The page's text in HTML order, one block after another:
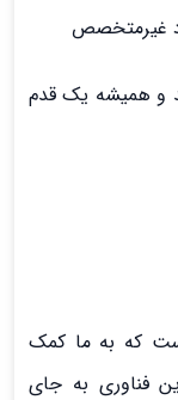
غیرمتخصص
و همیشه یک قدم
که به ما کمک
فناوری به جای